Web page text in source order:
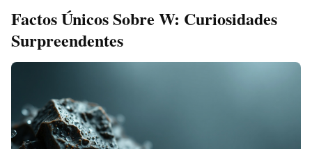
Factos Únicos Sobre W: Curiosidades
Surpreendentes